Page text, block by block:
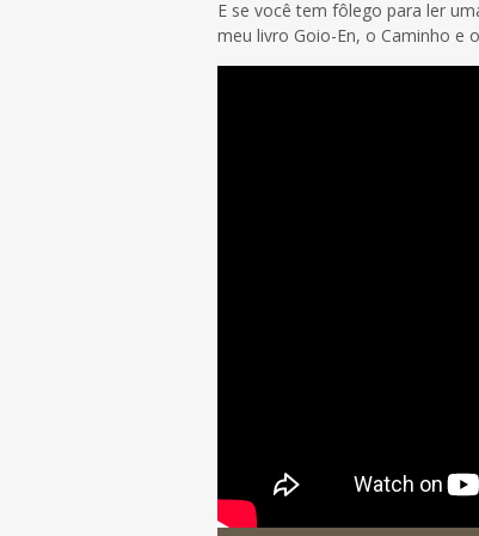
E se você tem fôlego para ler
meu livro Goio-En, o Caminho e